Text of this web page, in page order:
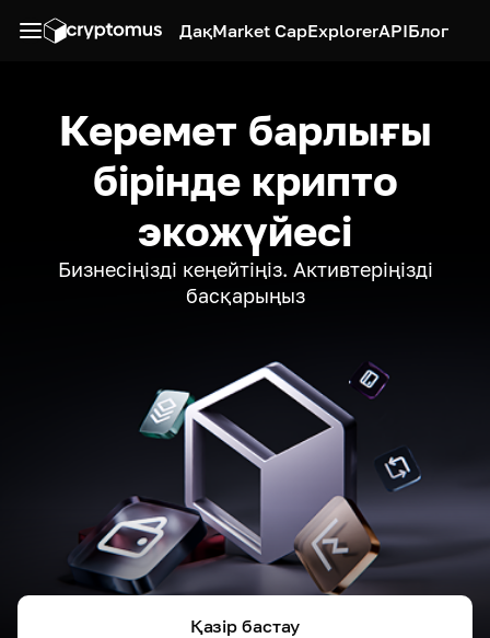
ДақMarket CapExplorerAPIБлог
Керемет барлығы
бірінде крипто
экожүйесі
Бизнесіңізді кеңейтіңіз. Активтеріңізді
басқарыңыз
Қазір бастау